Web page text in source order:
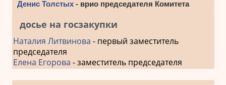
Денис Толстых- врио председателя Комитета
досье на госзакупки
Наталия Литвинова - первый заместитель
председателя
Елена Егорова - заместитель председателя